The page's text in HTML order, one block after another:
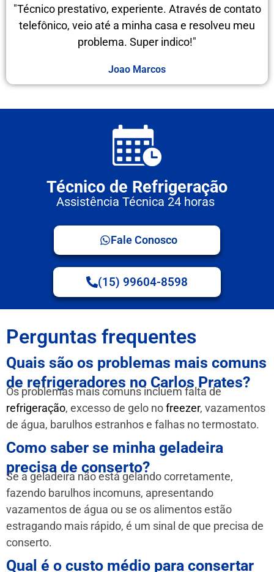
"Técnico prestativo, experiente. Através de contato
telefônico, veio até a minha casa e resolveu meu
problema. Super indico!"
Joao Marcos
Técnico de Refrigeração
Assistência Técnica 24 horas
Fale Conosco
(15) 99604-8598
Perguntas frequentes
Quais são os problemas mais comuns
de refrigeradores no Carlos Prates?
Os problemas mais comuns incluem falta de
refrigeração, excesso de gelo nofreezer, vazamentos
de água, barulhos estranhos e falhas no termostato.
Como saber se minha geladeira
precisa de conserto?
Se a geladeira não está gelando corretamente,
fazendo barulhos incomuns, apresentando
vazamentos de água ou se os alimentos estão
estragando mais rápido, é um sinal de que precisa de
conserto.
Qual é o custo médio para consertar